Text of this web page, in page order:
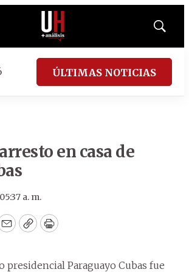
Mostrar
ÚLTIMAS NOTICIAS
en casa de
a. m.
EmailCopyPrint
presidencial Paraguayo Cubas fue